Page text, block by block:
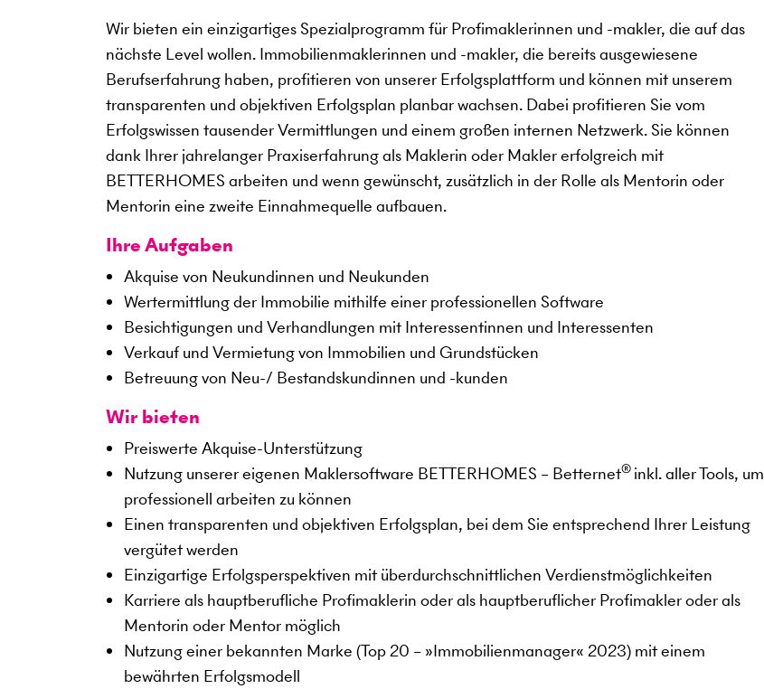
Wir bieten ein einzigartiges Spezialprogramm für Profimaklerinnen und -makler, die auf das
nächste Level wollen. Immobilienmaklerinnen und -makler, die bereits ausgewiesene
Berufserfahrung haben, profitieren von unserer Erfolgsplattform und können mit unserem
transparenten und objektiven Erfolgsplan planbar wachsen. Dabei profitieren Sie vom
Erfolgswissen tausender Vermittlungen und einem großen internen Netzwerk. Sie können
dank Ihrer jahrelanger Praxiserfahrung als Maklerin oder Makler erfolgreich mit
BETTERHOMES arbeiten und wenn gewünscht, zusätzlich in der Rolle als Mentorin oder
Mentorin eine zweite Einnahmequelle aufbauen.
Ihre Aufgaben
Akquise von Neukundinnen und Neukunden
Wertermittlung der Immobilie mithilfe einer professionellen Software
Besichtigungen und Verhandlungen mit Interessentinnen und Interessenten
Verkauf und Vermietung von Immobilien und Grundstücken
Betreuung von Neu-/ Bestandskundinnen und -kunden
Wir bieten
Preiswerte Akquise-Unterstützung
Nutzung unserer eigenen Maklersoftware BETTERHOMES – Betternet® inkl. aller Tools, um
professionell arbeiten zu können
Einen transparenten und objektiven Erfolgsplan, bei dem Sie entsprechend Ihrer Leistung
vergütet werden
Einzigartige Erfolgsperspektiven mit überdurchschnittlichen Verdienstmöglichkeiten
Karriere als hauptberufliche Profimaklerin oder als hauptberuflicher Profimakler oder als
Mentorin oder Mentor möglich
Nutzung einer bekannten Marke (Top 20 – »Immobilienmanager« 2023) mit einem
bewährten Erfolgsmodell